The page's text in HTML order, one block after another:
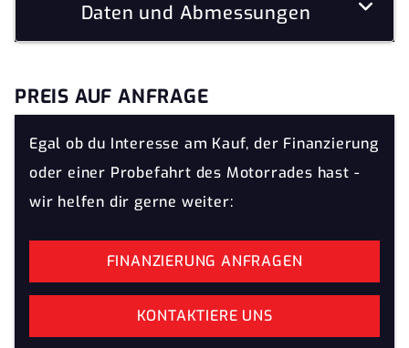
Daten und Abmessungen
PREIS AUF ANFRAGE
Egal ob du Interesse am Kauf, der Finanzierung
oder einer Probefahrt des Motorrades hast -
wir helfen dir gerne weiter:
FINANZIERUNG ANFRAGEN
KONTAKTIERE UNS